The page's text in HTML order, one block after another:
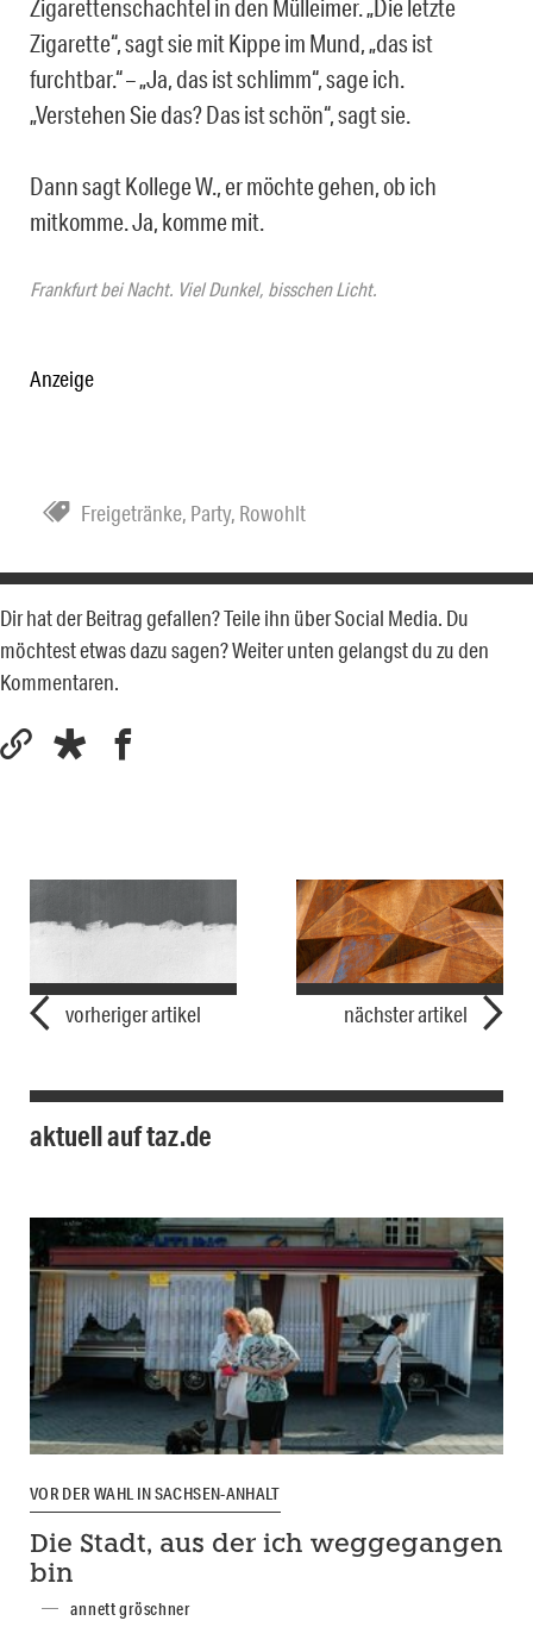
Frankfurt bei Nacht. Viel Dunkel, bisschen Licht.
Zigarettenschachtel in den Mülleimer. „Die letzte
Zigarette“, sagt sie mit Kippe im Mund, „das ist
furchtbar.“ – „Ja, das ist schlimm“, sage ich.
„Verstehen Sie das? Das ist schön“, sagt sie.
Dann sagt Kollege W., er möchte gehen, ob ich
mitkomme. Ja, komme mit.
Anzeige
Freigetränke, Party, Rowohlt
Dir hat der Beitrag gefallen? Teile ihn über Social Media. Du
möchtest etwas dazu sagen? Weiter unten gelangst du zu den
Kommentaren.
vorheriger artikel nächster artikel
aktuell auf taz.de
VOR DER WAHL IN SACHSEN-ANHALT
Die Stadt, aus der ich weggegangen
bin
annett gröschner